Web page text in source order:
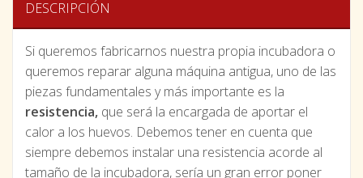
DESCRIPCIÓN
Si queremos fabricarnos nuestra propia incubadora o
queremos reparar alguna máquina antigua, uno de las
piezas fundamentales y más importante es la
resistencia, que será la encargada de aportar el
calor a los huevos. Debemos tener en cuenta que
siempre debemos instalar una resistencia acorde al
tamaño de la incubadora, sería un gran error poner